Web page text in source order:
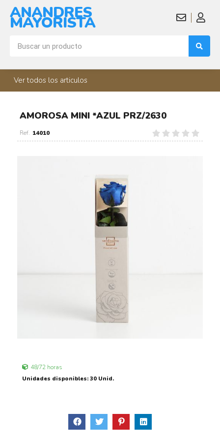
ANANDRES
MAYORISTA
Ver todos los articulos
AMOROSA MINI *AZUL PRZ/2630
14010
48/72 horas
Unidades disponibles: 30 Unid.